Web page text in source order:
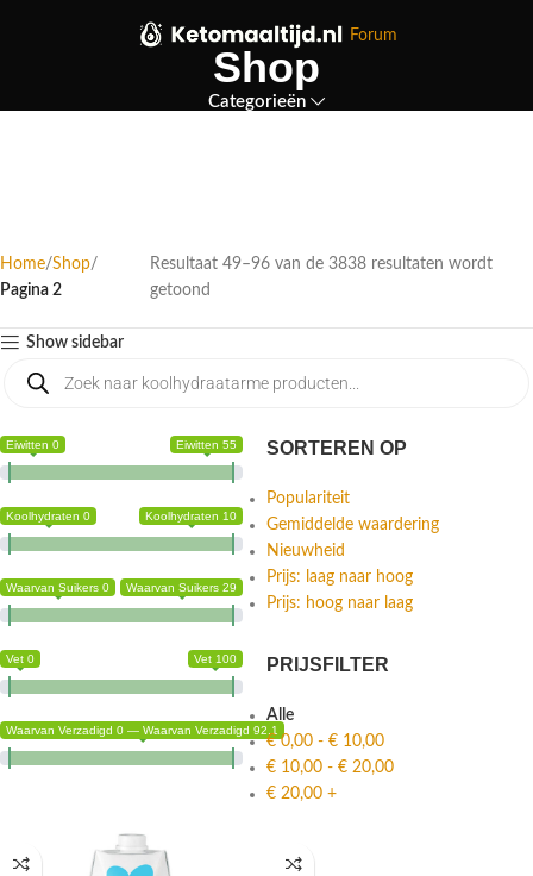
Forum
Shop
Categorieën
Home Shop
Pagina 2
Resultaat 49–96 van de 3838 resultaten wordt
getoond
Show sidebar
Eiwitten 0 Eiwitten 55
Koolhydraten 0 Koolhydraten 10
Waarvan Suikers 0 Waarvan Suikers 29
Vet 0 Vet 100
Waarvan Verzadigd 0 — Waarvan Verzadigd 92.1
SORTEREN OP
Populariteit
Gemiddelde waardering
Nieuwheid
Prijs: laag naar hoog
Prijs: hoog naar laag
PRIJSFILTER
Alle
€0,00 - € 10,00
€ 10,00 - € 20,00
€ 20,00 +